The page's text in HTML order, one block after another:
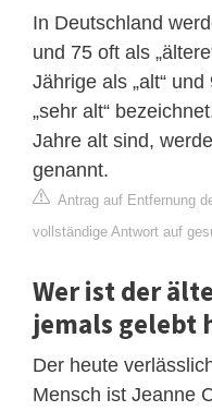
In Deutschland
und 75 oft als
Jährige als „alt“
„sehr alt“
Jahre alt sind,
genannt.
Antrag auf Entfernung
vollständige Antwort auf
Wer ist der
jemals gelebt
Der heute
Mensch ist Jeanne